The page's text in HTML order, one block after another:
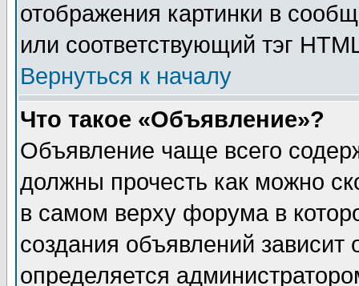
отображения картинки в
или соответствующий тэг
Вернуться к началу
Что такое «Объявление»?
Объявление чаще всего
должны прочесть как можно
в самом верху форума в
создания объявлений зависит
определяется